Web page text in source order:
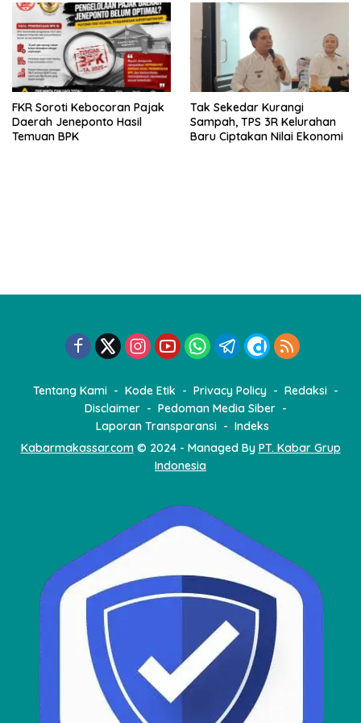
FKR Soroti Kebocoran Pajak
Daerah Jeneponto Hasil
Temuan BPK
Tak Sekedar Kurangi
Sampah, TPS 3R Kelurahan
Baru Ciptakan Nilai Ekonomi
Tentang Kami Kode Etik Privacy Policy
Redaksi
Disclaimer
Pedoman Media Siber
Laporan Transparansi
Indeks
Kabarmakassar.com© 2024 - Managed By PT. Kabar Grup
Indonesia